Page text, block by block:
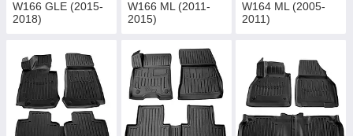
W166 GLE (2015-
2018)
W166 ML (2011-
2015)
W164 ML (2005-
2011)